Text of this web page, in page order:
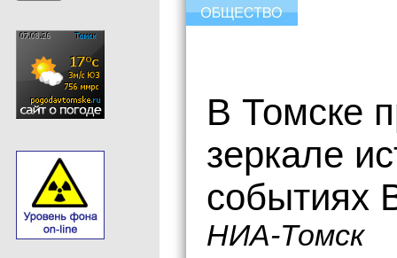
В Томске
зеркале
событиях
НИА-Томск